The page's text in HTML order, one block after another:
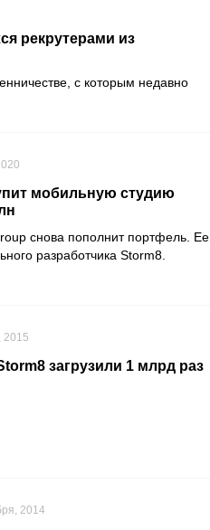
рекрутерами из
с которым недавно
мобильную студию
снова пополнит портфель. Ее
разработчика Storm8
2015
загрузили 1 млрд раз
2014